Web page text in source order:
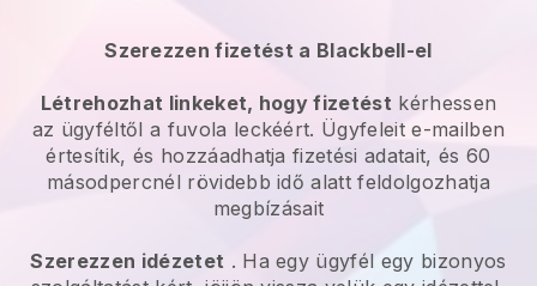
Szerezzen fizetést a Blackbell-el
Létrehozhat linkeket, hogy fizetést kérhessen
az ügyféltől a fuvola leckéért. Ügyfeleit e-mailben
értesítik, és hozzáadhatja fizetési adatait, és 60
másodpercnél rövidebb idő alatt feldolgozhatja
megbízásait
Szerezzen idézetet . Ha egy ügyfél egy bizonyos